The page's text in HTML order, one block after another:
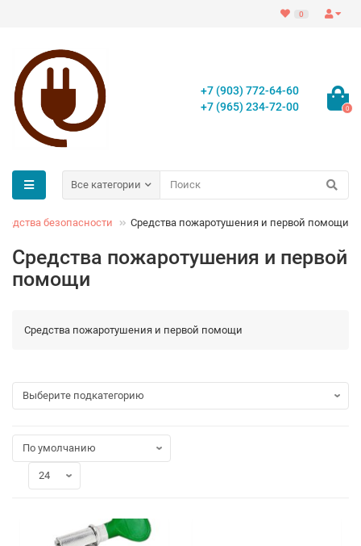
0
+7 (903) 772-64-60
+7 (965) 234-72-00
0
Все категории
безопасности Средства пожаротушения и первой помощи
Средства пожаротушения и первой
помощи
Средства пожаротушения и первой помощи